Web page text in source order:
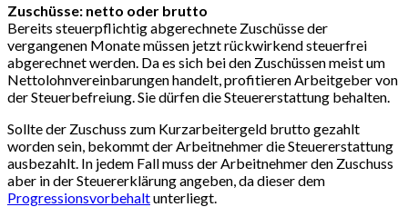
Zuschüsse: netto oder brutto
Bereits steuerpflichtig abgerechnete Zuschüsse der
vergangenen Monate müssen jetzt rückwirkend steuerfrei
abgerechnet werden. Da es sich bei den Zuschüssen meist um
Nettolohnvereinbarungen handelt, profitieren Arbeitgeber von
der Steuerbefreiung. Sie dürfen die Steuererstattung behalten.
Sollte der Zuschuss zum Kurzarbeitergeld brutto gezahlt
worden sein, bekommt der Arbeitnehmer die Steuererstattung
ausbezahlt. In jedem Fall muss der Arbeitnehmer den Zuschuss
aber in der Steuererklärung angeben, da dieser dem
Progressionsvorbehaltunterliegt.